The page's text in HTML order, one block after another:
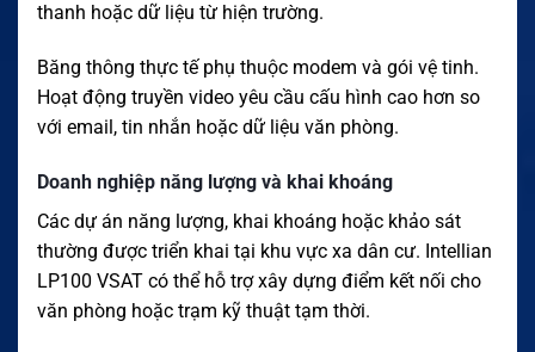
thanh hoặc dữ liệu từ hiện trường.
Băng thông thực tế phụ thuộc modem và gói vệ tinh.
Hoạt động truyền video yêu cầu cấu hình cao hơn so
với email, tin nhắn hoặc dữ liệu văn phòng.
Doanh nghiệp năng lượng và khai khoáng
Các dự án năng lượng, khai khoáng hoặc khảo sát
thường được triển khai tại khu vực xa dân cư. Intellian
LP100 VSAT có thể hỗ trợ xây dựng điểm kết nối cho
văn phòng hoặc trạm kỹ thuật tạm thời.